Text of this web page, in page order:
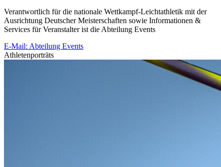
Verantwortlich für die nationale Wettkampf-Leichtathletik mit der
Ausrichtung Deutscher Meisterschaften sowie Informationen &
Services für Veranstalter ist die Abteilung Events
E-Mail: Abteilung Events
Athletenporträts